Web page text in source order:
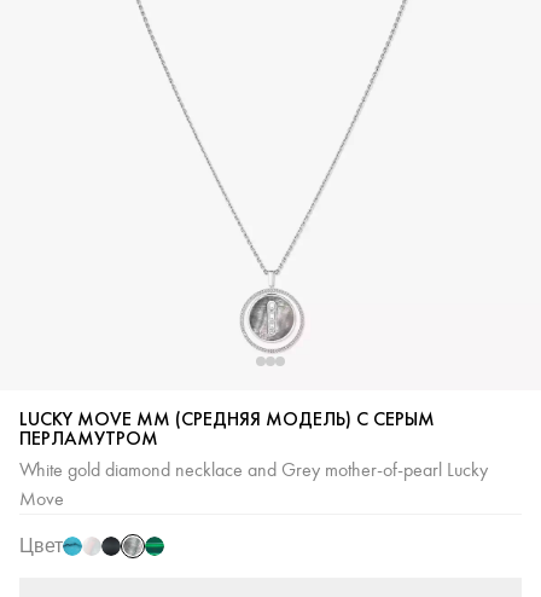
LUCKY MOVE MM (СРЕДНЯЯ МОДЕЛЬ) С СЕРЫМ
ПЕРЛАМУТРОМ
White gold diamond necklace and Grey mother-of-pearl Lucky
Move
Цвет
бирюза
белымрозового
ониксом
серым
перламутром
малахитом